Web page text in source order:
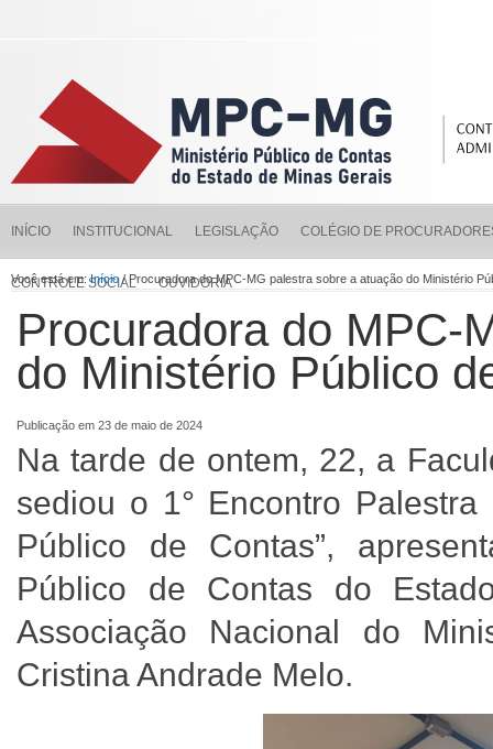
INÍCIO INSTITUCIONAL LEGISLAÇÃO COLÉGIO DE
CONTROLE SOCIAL OUVIDORIA
Você está em:Início/ Procuradora do MPC-MG palestra sobre a atuação do Ministério
Procuradora do MPC-
do Ministério Público
Publicação em 23 de maio de 2024
Na tarde de ontem, 22, a
sediou o 1° Encontro
Público de Contas”,
Público de Contas do
Associação Nacional do
Cristina Andrade Melo.